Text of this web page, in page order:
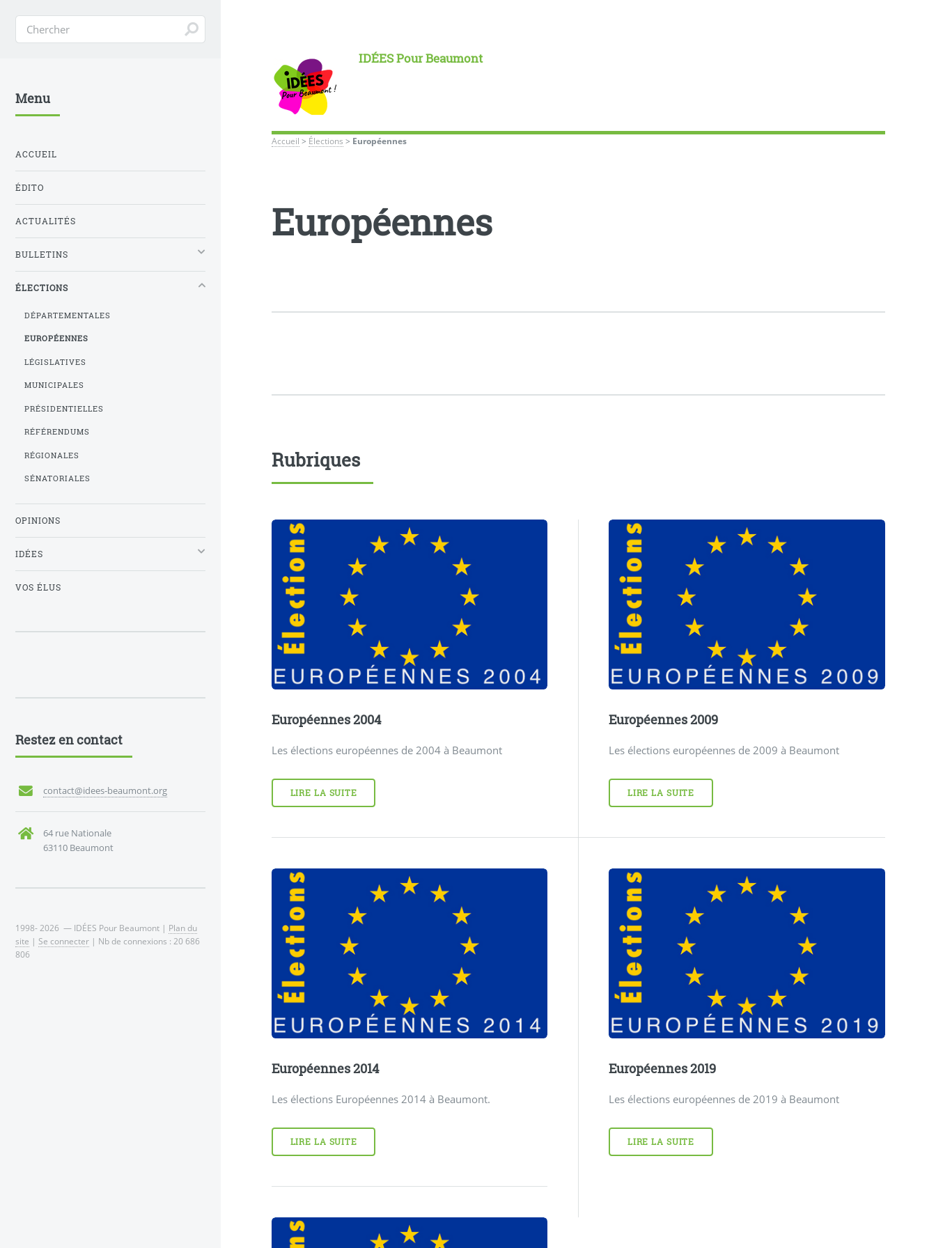
IDÉES Pour Beaumont
Accueil > Élections > Européennes
Européennes
Rubriques
Européennes 2004
Les élections européennes de 2004 à Beaumont
LIRE LA SUITE
Européennes 2009
Les élections européennes de 2009 à Beaumont
LIRE LA SUITE
Européennes 2014
Les élections Européennes 2014 à Beaumont.
LIRE LA SUITE
Européennes 2019
Les élections européennes de 2019 à Beaumont
LIRE LA SUITE
Menu
ACCUEIL
ÉDITO
ACTUALITÉS
BULLETINS
ÉLECTIONS
DÉPARTEMENTALES
EUROPÉENNES
LÉGISLATIVES
MUNICIPALES
PRÉSIDENTIELLES
RÉFÉRENDUMS
RÉGIONALES
SÉNATORIALES
OPINIONS
IDÉES
VOS ÉLUS
Restez en contact
contact@idees-beaumont.org
64 rue Nationale
63110 Beaumont
1998- 2026 — IDÉES Pour Beaumont | Plan du
site | Se connecter | Nb de connexions : 20 686
806